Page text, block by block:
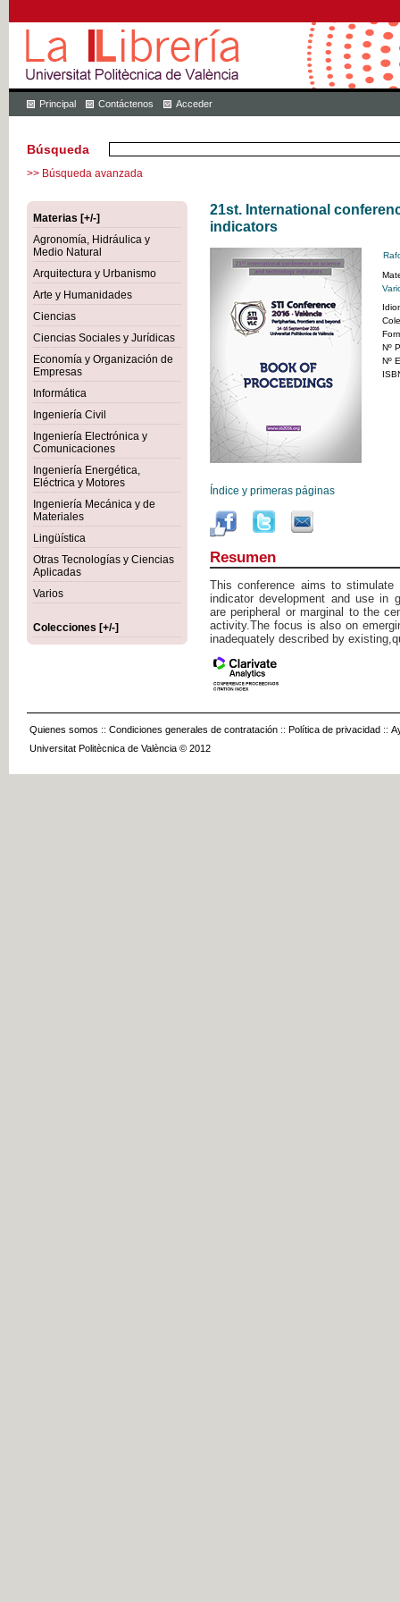
Principal Contáctenos Acceder
Búsqueda
>> Búsqueda avanzada
Materias [+/-]
Agronomía, Hidráulica y
Medio Natural
Arquitectura y Urbanismo
Arte y Humanidades
Ciencias
Ciencias Sociales y Jurídicas
Economía y Organización de
Empresas
Informática
Ingeniería Civil
Ingeniería Electrónica y
Comunicaciones
Ingeniería Energética,
Eléctrica y Motores
Ingeniería Mecánica y de
Materiales
Lingüística
Otras Tecnologías y Ciencias
Aplicadas
Varios
Colecciones [+/-]
21st. International
indicators
Índice y primeras páginas
Nº
Nº
Resumen
This conference aims to
indicator development and use in
are peripheral or marginal to the
activity.The focus is also on
inadequately described by
Quienes somos :: Condiciones generales de contratación :: Política de privacidad ::
Universitat Politècnica de València © 2012